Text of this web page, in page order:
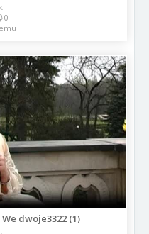
0
dwoje3322 (1)